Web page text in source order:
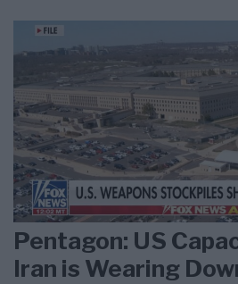
Pentagon: US
Iran is Wearing